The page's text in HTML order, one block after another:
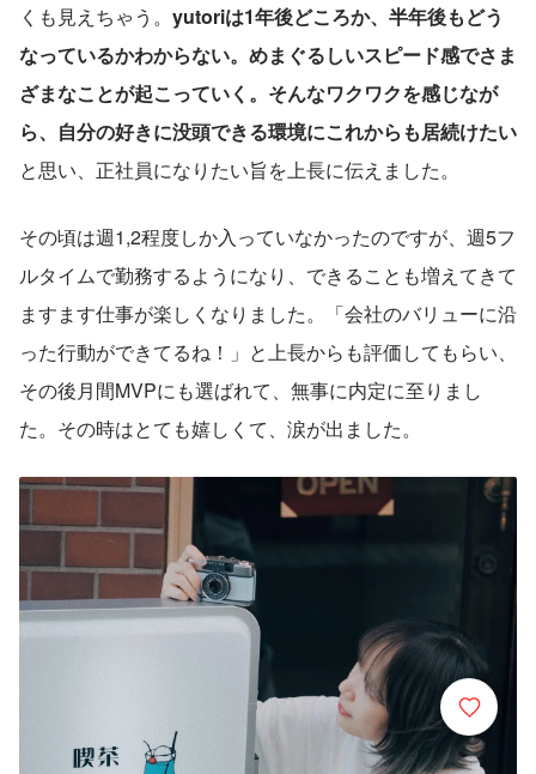
くも見えちゃう。 yutoriは1年後どころか、半年後もどう
なっているかわからない。めまぐるしいスピード感でさま
ざまなことが起こっていく。そんなワクワクを感じなが
ら、自分の好きに没頭できる環境にこれからも居続けたい
と思い、正社員になりたい旨を上長に伝えました。
その頃は週1,2程度しか入っていなかったのですが、週5フ
ルタイムで勤務するようになり、できることも増えてきて
ますます仕事が楽しくなりました。「会社のバリューに沿
った行動ができてるね！」と上長からも評価してもらい、
その後月間MVPにも選ばれて、無事に内定に至りまし
た。その時はとても嬉しくて、涙が出ました。